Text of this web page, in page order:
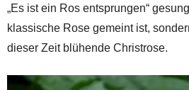
„Es ist ein Ros entsprungen“
klassische Rose gemeint ist,
dieser Zeit blühende Christrose.